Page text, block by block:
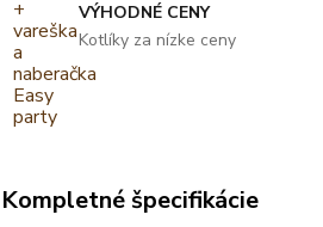
VÝHODNÉ CENY
Kotlíky za nízke ceny
Kompletné špecifikácie